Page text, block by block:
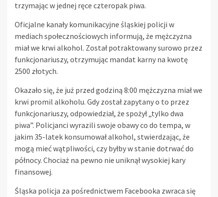
trzymając w jednej ręce czteropak piwa.
Oficjalne kanały komunikacyjne śląskiej policji w
mediach społecznościowych informują, że mężczyzna
miał we krwi alkohol. Został potraktowany surowo przez
funkcjonariuszy, otrzymując mandat karny na kwotę
2500 złotych.
Okazało się, że już przed godziną 8:00 mężczyzna miał we
krwi promil alkoholu. Gdy został zapytany o to przez
funkcjonariuszy, odpowiedział, że spożył „tylko dwa
piwa”. Policjanci wyrazili swoje obawy co do tempa, w
jakim 35-latek konsumował alkohol, stwierdzając, że
mogą mieć wątpliwości, czy byłby w stanie dotrwać do
północy. Chociaż na pewno nie uniknął wysokiej kary
finansowej.
Śląska policja za pośrednictwem Facebooka zwraca się